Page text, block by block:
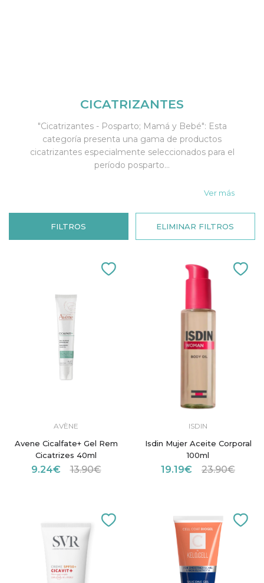
CICATRIZANTES
"Cicatrizantes - Posparto; Mamá y Bebé": Esta
categoría presenta una gama de productos
cicatrizantes especialmente seleccionados para el
período posparto...
Ver más
FILTROS ELIMINAR FILTROS
AVÈNE
Avene Cicalfate+ Gel Rem
Cicatrizes 40ml
9.24€ 13.90€
ISDIN
Isdin Mujer Aceite Corporal
100ml
19.19€ 23.90€